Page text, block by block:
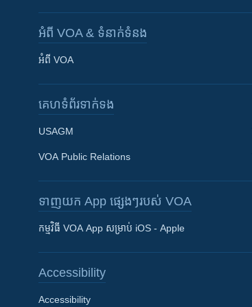
Khmer English
អំពី​ VOA & ទំនាក់ទំនង
អំពី​ VOA
គេហទំព័រ​​ទាក់ទង
USAGM
VOA Public Relations
ទាញយក​ App ផ្សេងៗ​របស់​ VOA
កម្មវិធី​ VOA App សម្រាប់ iOS - Apple
Accessibility
Accessibility